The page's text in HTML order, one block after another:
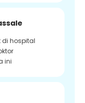
di hospital
ini